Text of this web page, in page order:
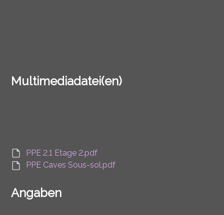
Multimediadatei(en)
PPE 2.1 Etage 2.pdf
PPE Caves Sous-sol.pdf
Angaben